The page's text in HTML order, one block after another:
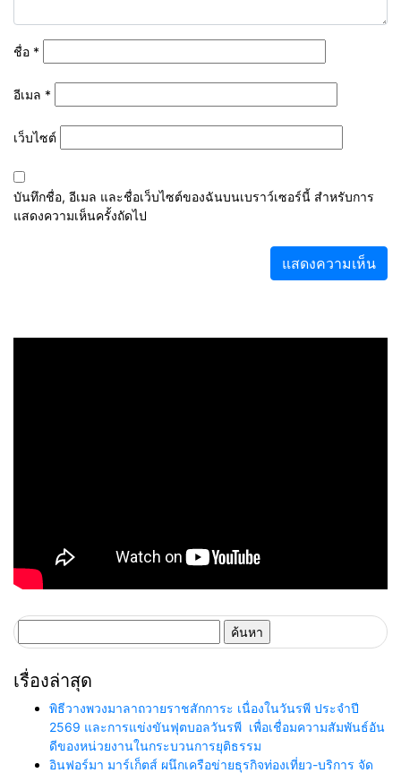
ชื่อ *
อีเมล *
เว็บไซต์
บันทึกชื่อ, อีเมล และชื่อเว็บไซต์ของฉันบนเบราว์เซอร์นี้ สำหรับการ
แสดงความเห็นครั้งถัดไป
สำหรับ:
เรื่องล่าสุด
พิธีวางพวงมาลาถวายราชสักการะ เนื่องในวันรพี ประจำปี
2569 และการแข่งขันฟุตบอลวันรพี เพื่อเชื่อมความสัมพันธ์อัน
ดีของหน่วยงานในกระบวนการยุติธรรม
อินฟอร์มา มาร์เก็ตส์ ผนึกเครือข่ายธุรกิจท่องเที่ยว-บริการ จัด